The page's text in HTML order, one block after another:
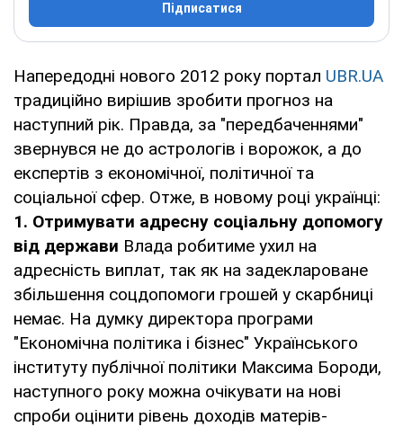
Підписатися
Напередодні нового 2012 року портал UBR.UA
традиційно вирішив зробити прогноз на
наступний рік. Правда, за "передбаченнями"
звернувся не до астрологів і ворожок, а до
експертів з економічної, політичної та
соціальної сфер. Отже, в новому році українці:
1. Отримувати адресну соціальну допомогу
від держави Влада робитиме ухил на
адресність виплат, так як на задеклароване
збільшення соцдопомоги грошей у скарбниці
немає. На думку директора програми
"Економічна політика і бізнес" Українського
інституту публічної політики Максима Бороди,
наступного року можна очікувати на нові
спроби оцінити рівень доходів матерів-